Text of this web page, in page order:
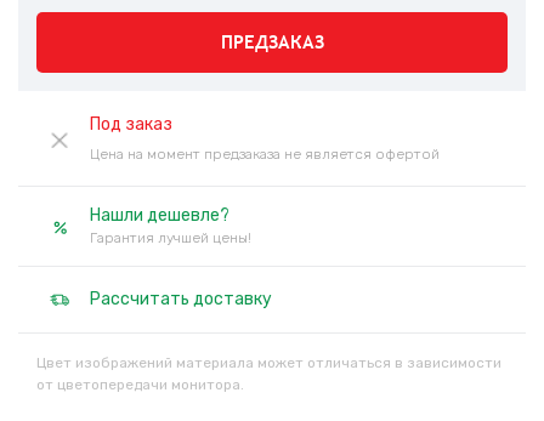
ПРЕДЗАКАЗ
Под заказ
Цена на момент предзаказа не является офертой
Нашли дешевле?
Гарантия лучшей цены!
Рассчитать доставку
Цвет изображений материала может отличаться в зависимости
от цветопередачи монитора.